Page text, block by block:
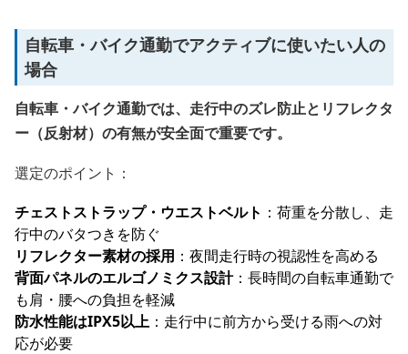
自転車・バイク通勤でアクティブに使いたい人の
場合
自転車・バイク通勤では、走行中のズレ防止とリフレクタ
ー（反射材）の有無が安全面で重要です。
選定のポイント：
チェストストラップ・ウエストベルト ：荷重を分散し、走
行中のバタつきを防ぐ
リフレクター素材の採用 ：夜間走行時の視認性を高める
背面パネルのエルゴノミクス設計：長時間の自転車通勤で
も肩・腰への負担を軽減
防水性能はIPX5以上 ：走行中に前方から受ける雨への対
応が必要